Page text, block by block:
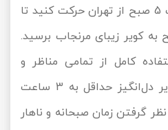
صبح خیلی زود مثلا ساعت 5 صبح از تهران حرکت کنید تا
10 الی 11 صبح به کویر زیبای مرنجاب برسید.
کامل از تمامی مناظر و
جاذبه‌های بی‌نظیر این کویر دل‌انگیز حداقل به 3 ساعت
گرفتن زمان صبحانه و ناهار